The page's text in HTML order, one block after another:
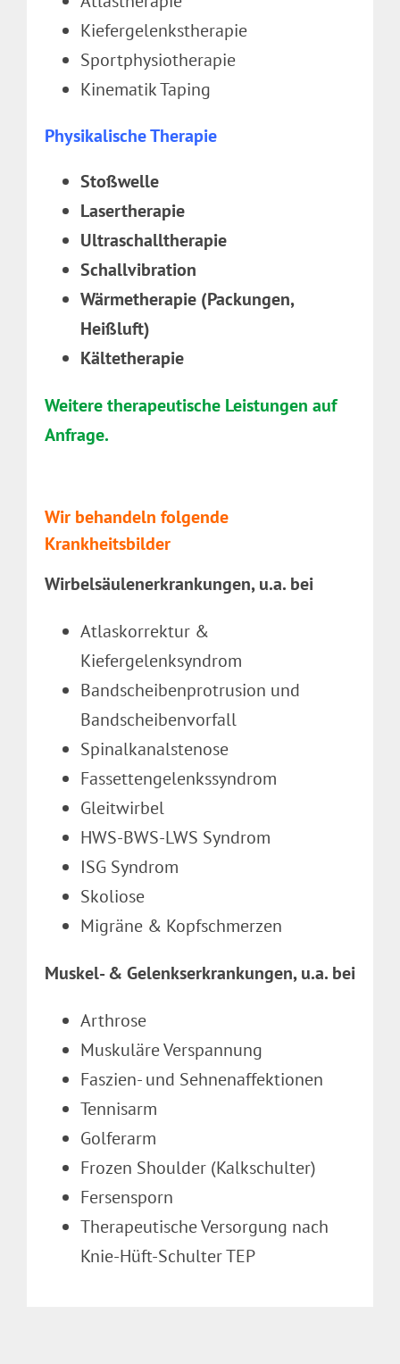
Kiefergelenkstherapie
Sportphysiotherapie
Kinematik Taping
Physikalische Therapie
Stoßwelle
Lasertherapie
Ultraschalltherapie
Schallvibration
Wärmetherapie (Packungen,
Heißluft)
Kältetherapie
Weitere therapeutische Leistungen auf
Anfrage.
Wir behandeln folgende
Krankheitsbilder
Wirbelsäulenerkrankungen, u.a. bei
Atlaskorrektur &
Kiefergelenksyndrom
Bandscheibenprotrusion und
Bandscheibenvorfall
Spinalkanalstenose
Fassettengelenkssyndrom
Gleitwirbel
HWS-BWS-LWS Syndrom
ISG Syndrom
Skoliose
Migräne & Kopfschmerzen
Muskel- & Gelenkserkrankungen, u.a. bei
Arthrose
Muskuläre Verspannung
Faszien- und Sehnenaffektionen
Tennisarm
Golferarm
Frozen Shoulder (Kalkschulter)
Fersensporn
Therapeutische Versorgung nach
Knie-Hüft-Schulter TEP